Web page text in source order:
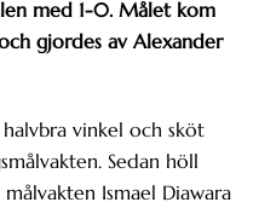
med 1-0. Målet kom
gjordes av Alexander
vinkel och sköt
Sedan höll
Ismael Diawara